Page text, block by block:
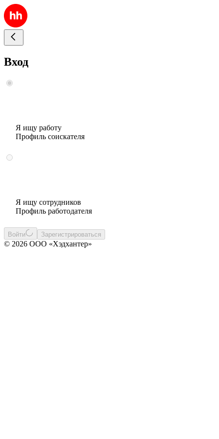
Вход
Я ищу работу
Профиль соискателя
Я ищу сотрудников
Профиль работодателя
Войти Зарегистрироваться
© 2026 ООО «Хэдхантер»